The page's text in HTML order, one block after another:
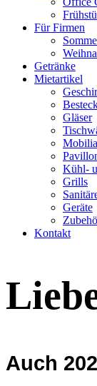
Für Firmen
Getränke
Mietartikel
Gläser
Kühl-
Grills
Geräte
Kontakt
Auch